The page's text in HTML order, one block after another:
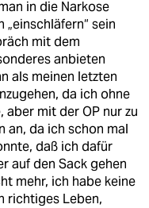
in die Narkose
sein
mit dem
anbieten
als meinen letzten
da ich ohne
aber mit der OP nur zu
an, da ich schon mal
daß ich dafür
auf den Sack gehen
mehr, ich habe keine
richtiges Leben,